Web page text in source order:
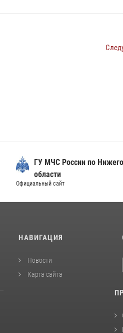
ГУ МЧС России по
области
Официальный сайт
НАВИГАЦИЯ
Новости
Карта сайта